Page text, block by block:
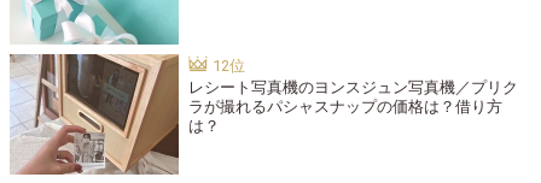
レシート写真機のヨンスジュン写真機／プリク
ラが撮れるパシャスナップの価格は？借り方
は？